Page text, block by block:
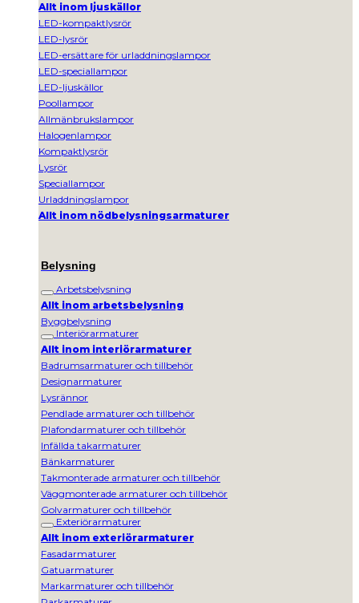
Allt inom ljuskällor
LED-kompaktlysrör
LED-lysrör
LED-ersättare för urladdningslampor
LED-speciallampor
LED-ljuskällor
Poollampor
Allmänbrukslampor
Halogenlampor
Kompaktlysrör
Lysrör
Speciallampor
Urladdningslampor
Allt inom nödbelysningsarmaturer
Belysning
Arbetsbelysning
Allt inom arbetsbelysning
Byggbelysning
Interiörarmaturer
Allt inom interiörarmaturer
Badrumsarmaturer och tillbehör
Designarmaturer
Lysrännor
Pendlade armaturer och tillbehör
Plafondarmaturer och tillbehör
Infällda takarmaturer
Bänkarmaturer
Takmonterade armaturer och tillbehör
Väggmonterade armaturer och tillbehör
Golvarmaturer och tillbehör
Exteriörarmaturer
Allt inom exteriörarmaturer
Fasadarmaturer
Gatuarmaturer
Markarmaturer och tillbehör